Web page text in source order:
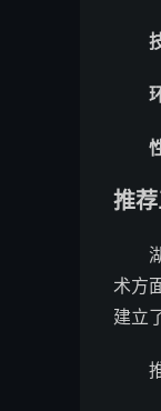
推
术方
建立